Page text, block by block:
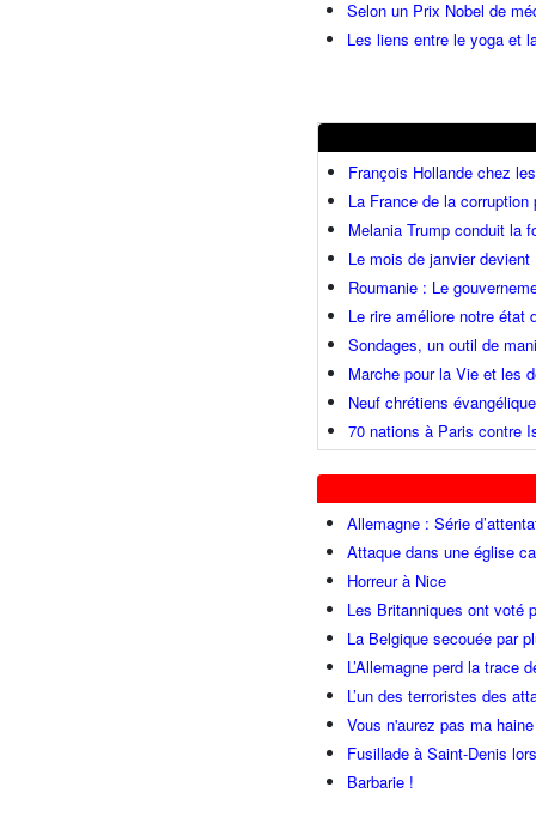
Selon un Prix Nobel de
Les liens entre le yoga et
François Hollande chez
La France de la
Melania Trump conduit la
Le mois de janvier
Roumanie : Le
Le rire améliore notre état
Sondages, un outil de
Marche pour la Vie et les
Neuf chrétiens
70 nations à Paris contre
Allemagne : Série
Attaque dans une église
Horreur à Nice
Les Britanniques ont voté
La Belgique secouée par
L’Allemagne perd la trace
L’un des terroristes des
Vous n'aurez pas ma haine
Fusillade à Saint-Denis
Barbarie !